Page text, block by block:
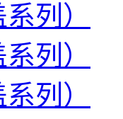
列）
列）
列）